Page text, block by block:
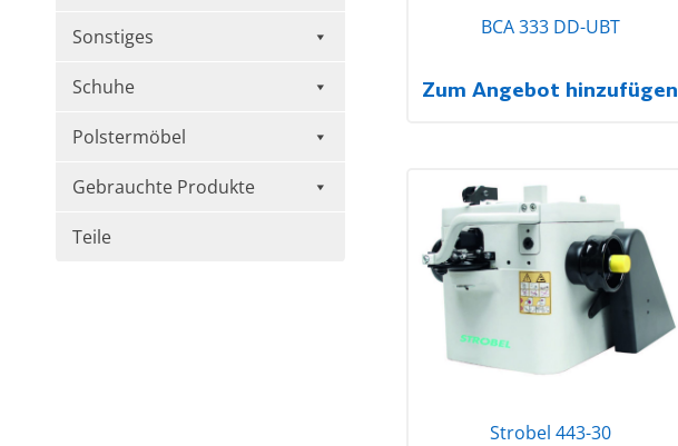
Sonstiges
Schuhe
Polstermöbel
Gebrauchte Produkte
Teile
BCA 333 DD-UBT
Zum Angebot hinzufügen
Strobel 443-30